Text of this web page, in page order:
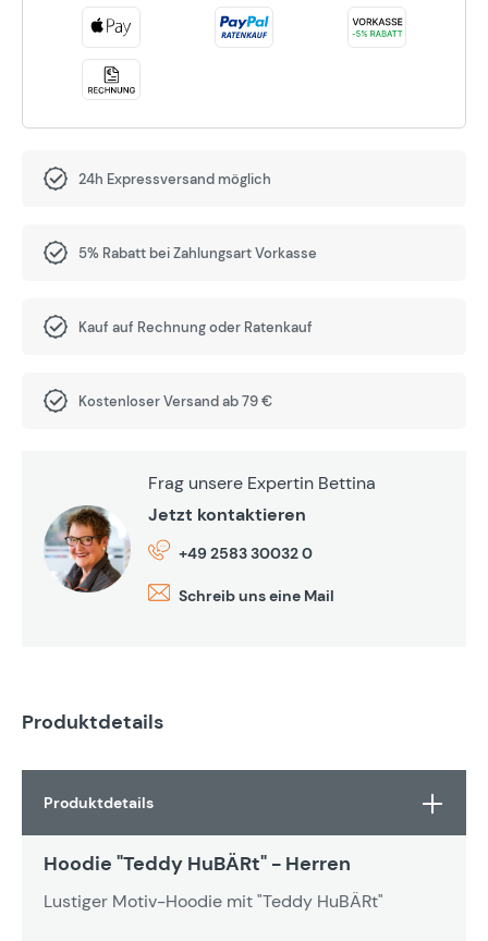
24h Expressversand möglich
5% Rabatt bei Zahlungsart Vorkasse
Kauf auf Rechnung oder Ratenkauf
Kostenloser Versand ab 79 €
Frag unsere Expertin Bettina
Jetzt kontaktieren
+49 2583 30032 0
Schreib uns eine Mail
Produktdetails
Produktdetails
Hoodie "Teddy HuBÄRt" - Herren
Lustiger Motiv-Hoodie mit "Teddy HuBÄRt"